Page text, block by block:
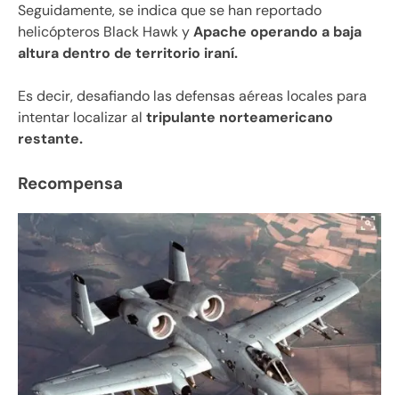
Seguidamente, se indica que se han reportado
helicópteros Black Hawk yApache operando a baja
altura dentro de territorio iraní.
Es decir, desafiando las defensas aéreas locales para
intentar localizar al tripulante norteamericano
restante.
Recompensa